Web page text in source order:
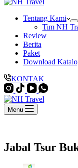
Tentang Kami
Tim NH
Review
Berita
Paket
Download
KONTAK
Menu
Jabal Tsur